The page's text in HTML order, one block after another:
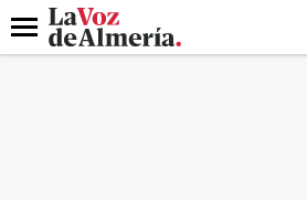
DESTACADO
Menú